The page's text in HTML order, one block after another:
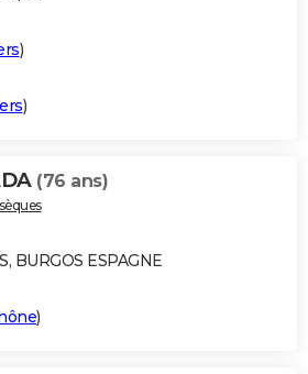
)
)
(76 ans)
BURGOS ESPAGNE
)